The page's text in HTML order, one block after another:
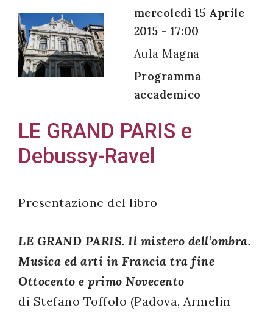
mercoledì 15 Aprile
2015 - 17:00
Aula Magna
Programma
accademico
LE GRAND PARIS e
Debussy-Ravel
Presentazione del libro
LE GRAND PARIS. Il mistero dell’ombra.
Musica ed arti in Francia tra fine
Ottocento e primo Novecento
di Stefano Toffolo (Padova, Armelin
newsletter:
Acconsento
all'uso dei
accordo
decreto
legislativo
196/03